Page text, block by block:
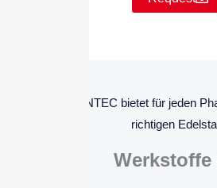
BOLZ INTEC bietet für jeden
richtigen
Werkstoffe